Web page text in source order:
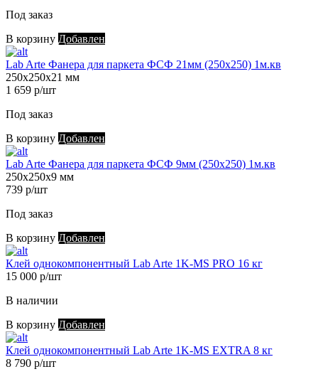
Под заказ
В корзину Добавлен
Lab Arte Фанера для паркета ФСФ 21мм (250х250) 1м.кв
250х250х21 мм
1 659 р/шт
Под заказ
В корзину Добавлен
Lab Arte Фанера для паркета ФСФ 9мм (250х250) 1м.кв
250х250х9 мм
739 р/шт
Под заказ
В корзину Добавлен
Клей однокомпонентный Lab Arte 1K-MS PRO 16 кг
15 000 р/шт
В наличии
В корзину Добавлен
Клей однокомпонентный Lab Arte 1K-MS EXTRA 8 кг
8 790 р/шт